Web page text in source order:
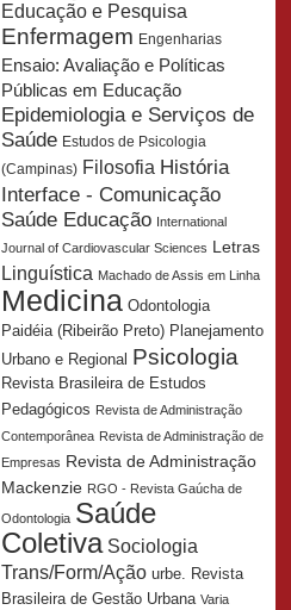
Educação e Pesquisa
Enfermagem Engenharias
Ensaio: Avaliação e Políticas
Públicas em Educação
Epidemiologia e Serviços de
Saúde Estudos de Psicologia
(Campinas) Filosofia História
Interface - Comunicação
Saúde Educação International
Journal of Cardiovascular Sciences Letras
Linguística Machado de Assis em Linha
Medicina Odontologia
Paidéia (Ribeirão Preto) Planejamento
Urbano e Regional Psicologia
Revista Brasileira de Estudos
Pedagógicos Revista de Administração
Contemporânea Revista de Administração de
Empresas Revista de Administração
Mackenzie RGO - Revista Gaúcha de
Odontologia Saúde
Coletiva Sociologia
Trans/Form/Ação urbe. Revista
Brasileira de Gestão Urbana Varia